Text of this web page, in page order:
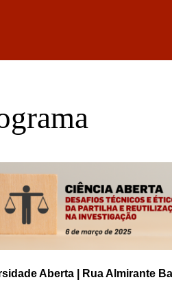
Aberta | Rua Almirante